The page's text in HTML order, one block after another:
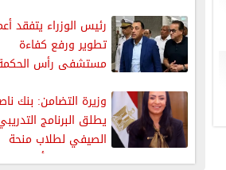
رئيس الوزراء يتفقد
تطوير ورفع كفاءة
مستشفى رأس
وزيرة التضامن: بنك
يطلق البرنامج
الصيفي لطلاب منحة
”مصيلحي”